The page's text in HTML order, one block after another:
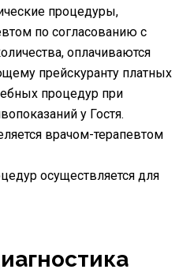
процедуры,
по согласованию с
оплачиваются
прейскуранту платных
процедур при
у Гостя.
врачом-терапевтом
осуществляется для